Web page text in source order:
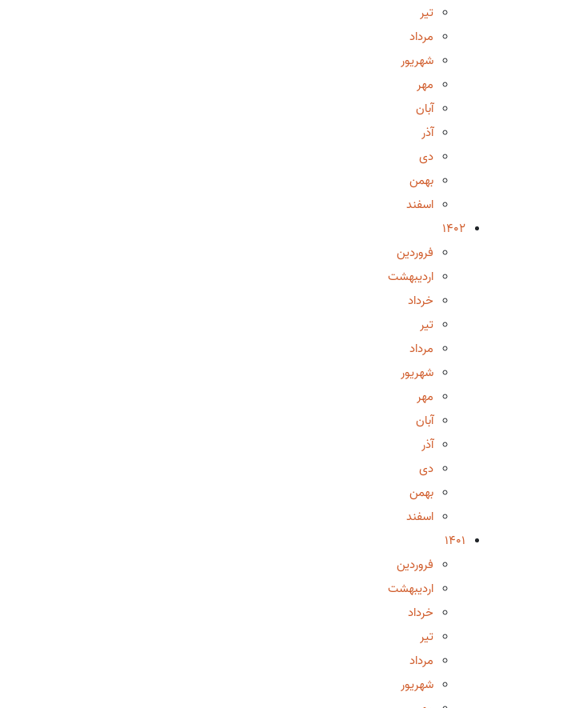
تیر
مرداد
شهریور
مهر
آبان
آذر
دی
بهمن
اسفند
1402
فروردین
اردیبهشت
خرداد
تیر
مرداد
شهریور
مهر
آبان
آذر
دی
بهمن
اسفند
1401
فروردین
اردیبهشت
خرداد
تیر
مرداد
شهریور